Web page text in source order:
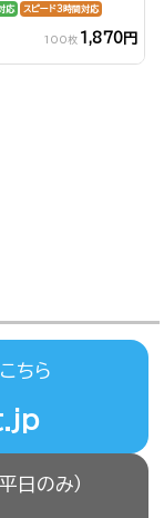
応 スピード3時間対応
100枚 1,870円
ちら
日のみ）